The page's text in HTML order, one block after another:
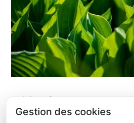
Articles récents
ÉTUDE DE FAISABILITÉ
Gestion des cookies